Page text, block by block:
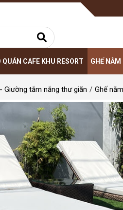
QUÁN CAFE KHU RESORT GHẾ NẰM
Giường tắm nắng thư giãn Ghế